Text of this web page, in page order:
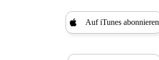
Auf iTunes abonnieren